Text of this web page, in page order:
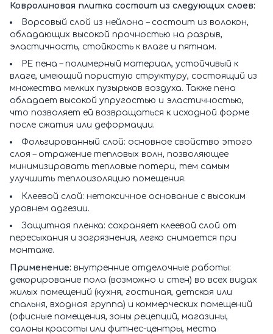
Ковролиновая плитка состоит из следующих слоев:
Ворсовый слой из нейлона – состоит из волокон,
обладающих высокой прочностью на разрыв,
эластичность, стойкость к влаге и пятнам.
РЕ пена – полимерный материал, устойчивый к
влаге, имеющий пористую структуру, состоящий из
множества мелких пузырьков воздуха. Также пена
обладает высокой упругостью и эластичностью,
что позволяет ей возвращаться к исходной форме
после сжатия или деформации.
Фольгированный слой: основное свойство этого
слоя – отражение тепловых волн, позволяющее
минимизировать тепловые потери, тем самым
улучшить теплоизоляцию помещения.
Клеевой слой: нетоксичное основание с высоким
уровнем адгезии.
Защитная пленка: сохраняет клеевой слой от
пересыхания и загрязнения, легко снимается при
монтаже.
Применение: внутренние отделочные работы:
декорирование пола (возможно и стен) во всех видах
жилых помещений (кухня, гостиная, детская или
спальня, входная группа) и коммерческих помещений
(офисные помещения, зоны рецепций, магазины,
салоны красоты или фитнес-центры, места